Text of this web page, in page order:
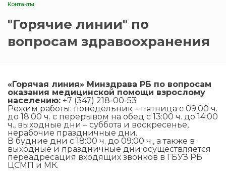
Контакты
"Горячие линии" по
вопросам здравоохранения
«Горячая линия» Минздрава РБ по вопросам
оказания медицинской помощи взрослому
населению: +7 (347) 218-00-53
Режим работы: понедельник – пятница с 09:00 ч.
до 18:00 ч. с перерывом на обед с 13:00 ч. до 14:00
ч., выходные дни – суббота и воскресенье,
нерабочие праздничные дни.
В будние дни с 18:00 ч. до 09:00 ч., а также в
выходные и праздничные дни осуществляется
переадресация входящих звонков в ГБУЗ РБ
ЦСМП и МК.